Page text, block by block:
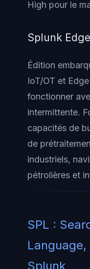
High pour le
Splunk
Édition
IoT/OT et
fonctionner
intermittente.
capacités de
de
industriels,
pétrolières et
SPL :
Splunk